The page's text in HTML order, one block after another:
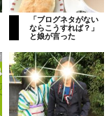
「ブログネタがない
ならこうすれば？」
と娘が言った